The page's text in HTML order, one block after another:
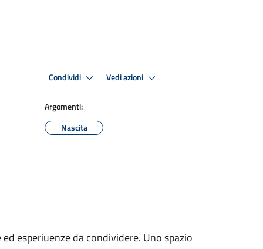
Condividi Vedi azioni
Argomenti:
Nascita
esperiuenze da condividere. Uno spazio